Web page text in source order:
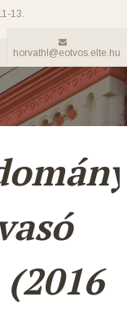
13.
horvathl@eotvos.elte.hu